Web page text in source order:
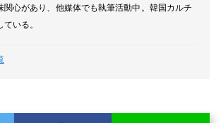
関心があり、他媒体でも執筆活動中。韓国カルチ
いる。